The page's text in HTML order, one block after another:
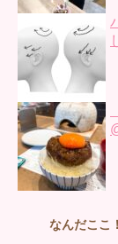
なんだここ